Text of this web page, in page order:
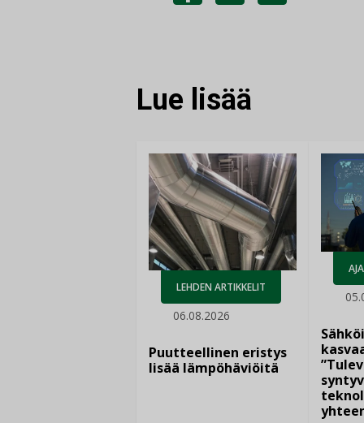
Lue lisää
LEHDEN ARTIKKELIT
06.08.2026
Puutteellinen eristys
lisää lämpöhäviöitä